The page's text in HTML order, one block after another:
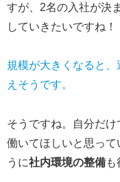
すが、2名の入社が決
していきたいですね！
規模が大きくなると
えそうです。
そうですね。自分だ
働いてほしいと思っ
うに社内環境の整備も